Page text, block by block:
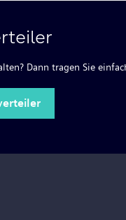
Dann tragen Sie